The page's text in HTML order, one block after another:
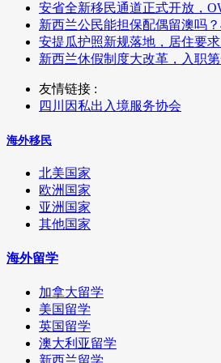
安省全新移民通道正式开放，
新西兰公民能担保配偶留澳吗
安提瓜护照新规落地，居住要
新西兰休假制度大改革，入职
友情链接 :
四川因私出入境服务协会
海外移民
北美国家
欧洲国家
亚洲国家
其他国家
海外留学
加拿大留学
美国留学
英国留学
澳大利亚留学